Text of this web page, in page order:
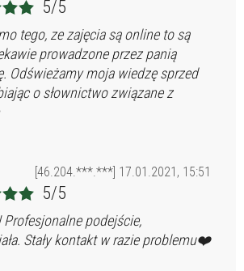
5/5
tego, ze zajęcia są online to są
prowadzone przez panią
Odświeżamy moja wiedzę sprzed
o słownictwo związane z
[46.204.***.***] 17.01.2021, 15:51
5/5
Profesjonalne podejście,
Stały kontakt w razie problemu❤️